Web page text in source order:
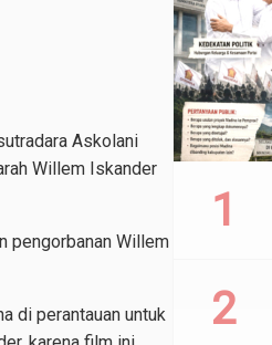
Askolani
Willem Iskander
pengorbanan Willem
di perantauan untuk